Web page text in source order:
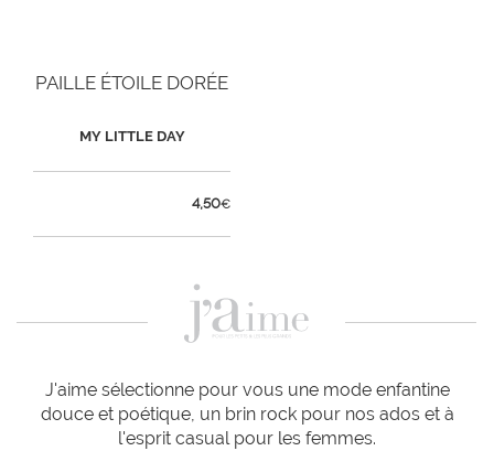
PAILLE ÉTOILE DORÉE
MY LITTLE DAY
4,50€
J'aime sélectionne pour vous une mode enfantine
douce et poétique, un brin rock pour nos ados et à
l'esprit casual pour les femmes.